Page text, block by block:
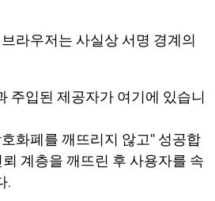
라우저는 사실상 서명 경계의
주입된 제공자가 여기에 있습니
화폐를 깨뜨리지 않고" 성공합
계층을 깨뜨린 후 사용자를 속
.